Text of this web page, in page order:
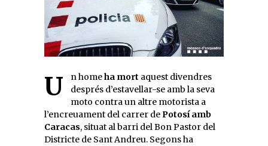
Un homeha mort aquest divendres
després d’estavellar-se amb la seva
moto contra un altre motorista a
l’encreuament del carrer dePotosí amb
Caracas, situat al barri del Bon Pastor del
Districte de Sant Andreu. Segons ha